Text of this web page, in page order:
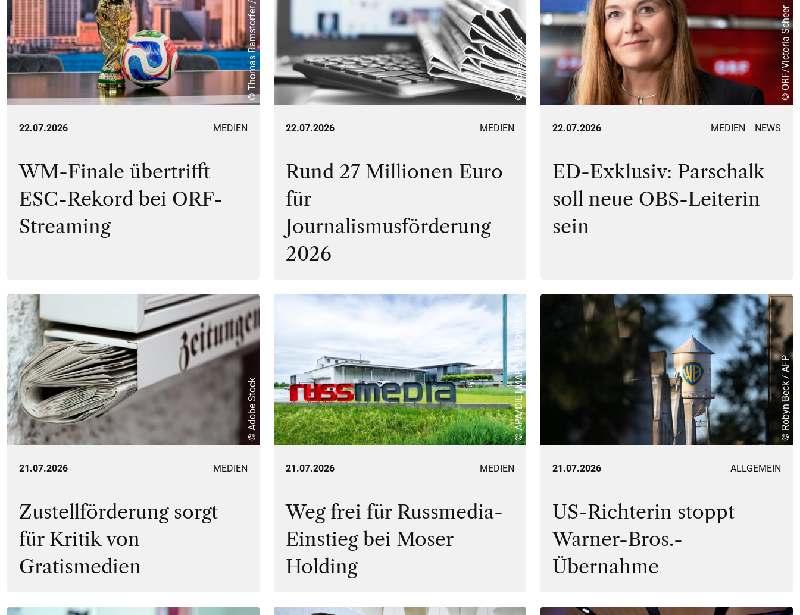
© Thomas Ramstorfer / ORF
22.07.2026 MEDIEN
WM-Finale übertrifft
ESC-Rekord bei ORF-
Streaming
© Adobe Stock
22.07.2026 MEDIEN
Rund 27 Millionen Euro
für
Journalismusförderung
2026
© ORF/Victoria Scheer
22.07.2026 MEDIEN NEWS
ED-Exklusiv: Parschalk
soll neue OBS-Leiterin
sein
© Adobe Stock
21.07.2026 MEDIEN
Zustellförderung sorgt
für Kritik von
Gratismedien
© APA/DIETMAR STIPLOVSEK
21.07.2026 MEDIEN
Weg frei für Russmedia-
Einstieg bei Moser
Holding
© Robyn Beck / AFP
21.07.2026 ALLGEMEIN
US-Richterin stoppt
Warner-Bros.-
Übernahme